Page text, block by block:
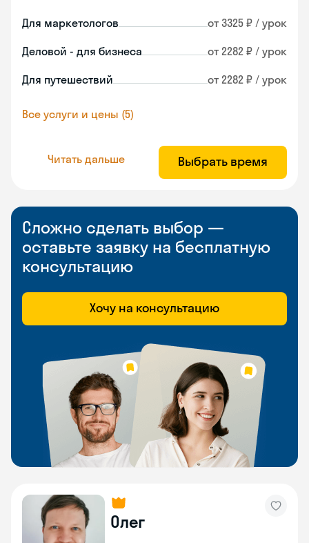
Для маркетологов от 3325 ₽ / урок
Деловой - для бизнеса от 2282 ₽ / урок
Для путешествий от 2282 ₽ / урок
Все услуги и цены (5)
Читать дальше Выбрать время
Сложно сделать выбор —
оставьте заявку на бесплатную
консультацию
Хочу на консультацию
Олег